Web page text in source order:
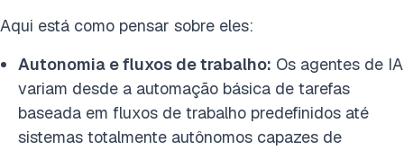
Aqui está como pensar sobre eles:
Autonomia e fluxos de trabalho: Os agentes de IA
variam desde a automação básica de tarefas
baseada em fluxos de trabalho predefinidos até
sistemas totalmente autônomos capazes de